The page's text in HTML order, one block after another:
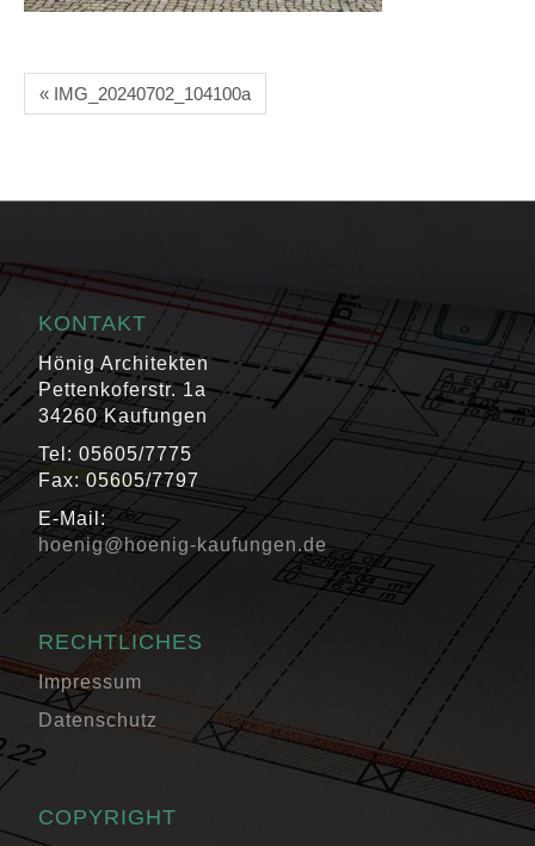
« IMG_20240702_104100a
KONTAKT
Hönig Architekten
Pettenkoferstr. 1a
34260 Kaufungen
Tel: 05605/7775
Fax: 05605/7797
E-Mail:
hoenig@hoenig-kaufungen.de
RECHTLICHES
Impressum
Datenschutz
COPYRIGHT